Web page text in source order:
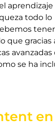
aprendizaje
todo lo
que gracias
avanzadas
se ha
en